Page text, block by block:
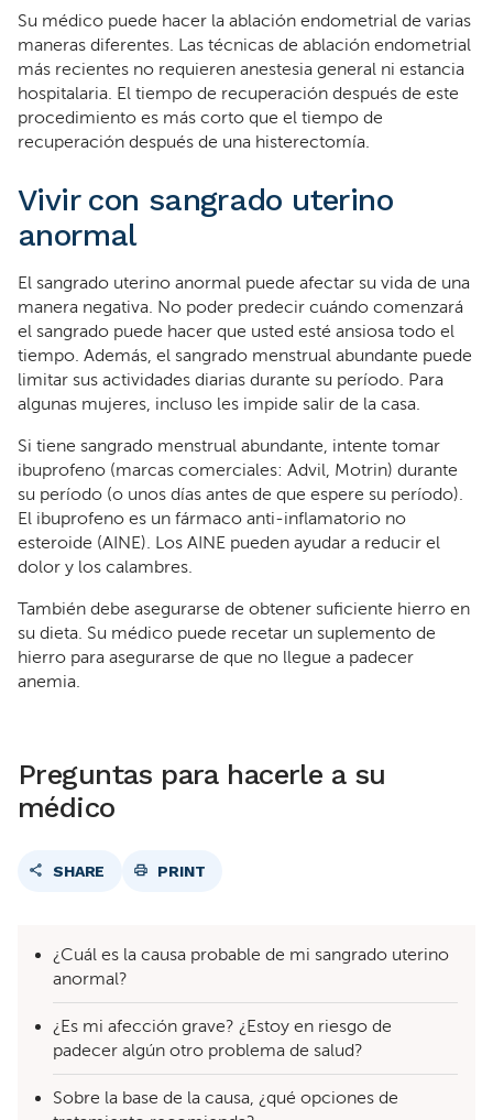
Su médico puede hacer la ablación endometrial de varias
maneras diferentes. Las técnicas de ablación endometrial
más recientes no requieren anestesia general ni estancia
hospitalaria. El tiempo de recuperación después de este
procedimiento es más corto que el tiempo de
recuperación después de una histerectomía.
Vivir con sangrado uterino
anormal
El sangrado uterino anormal puede afectar su vida de una
manera negativa. No poder predecir cuándo comenzará
el sangrado puede hacer que usted esté ansiosa todo el
tiempo. Además, el sangrado menstrual abundante puede
limitar sus actividades diarias durante su período. Para
algunas mujeres, incluso les impide salir de la casa.
Si tiene sangrado menstrual abundante, intente tomar
ibuprofeno (marcas comerciales: Advil, Motrin) durante
su período (o unos días antes de que espere su período).
El ibuprofeno es un fármaco anti-inflamatorio no
esteroide (AINE). Los AINE pueden ayudar a reducir el
dolor y los calambres.
También debe asegurarse de obtener suficiente hierro en
su dieta. Su médico puede recetar un suplemento de
hierro para asegurarse de que no llegue a padecer
anemia.
Preguntas para hacerle a su
médico
SHARE PRINT
¿Cuál es la causa probable de mi sangrado uterino
anormal?
¿Es mi afección grave? ¿Estoy en riesgo de
padecer algún otro problema de salud?
Sobre la base de la causa, ¿qué opciones de